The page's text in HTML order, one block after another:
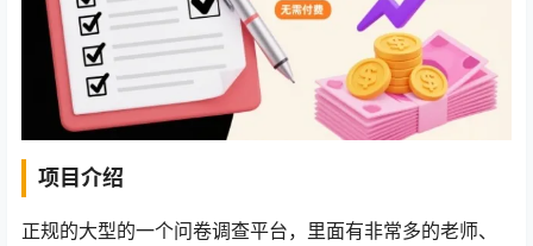
项目介绍
正规的大型的一个问卷调查平台，里面有非常多的老师、